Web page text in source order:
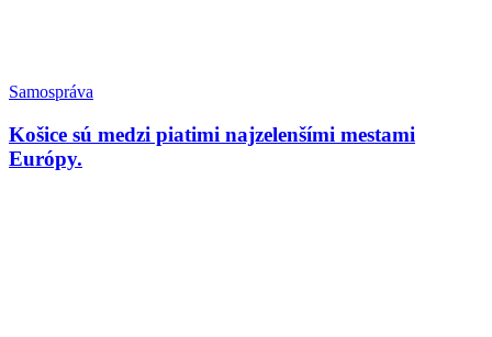
Samospráva
Košice sú medzi piatimi najzelenšími mestami
Európy.